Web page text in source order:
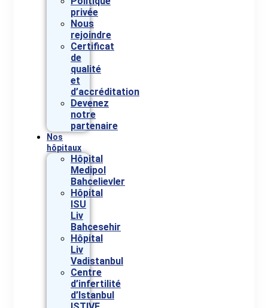
privée
Nous
rejoindre
Certificat
de
qualité
et
d’accréditation
Devenez
notre
partenaire
Nos
hôpitaux
Hôpital
Medipol
Bahcelievler
Hôpital
ISU
Liv
Bahcesehir
Hôpital
Liv
Vadistanbul
Centre
d’infertilité
d’Istanbul